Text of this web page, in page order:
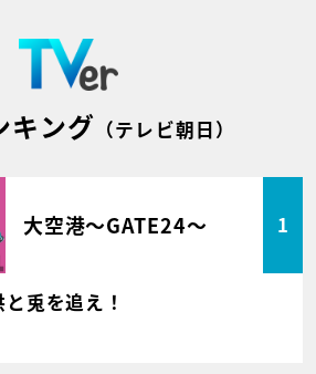
キング （テレビ朝日）
大空港～GATE24～ 1
兎を追え！